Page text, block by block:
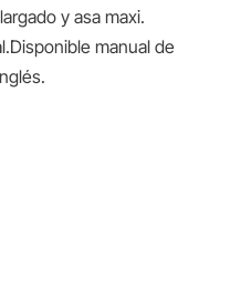
y asa maxi.
manual de